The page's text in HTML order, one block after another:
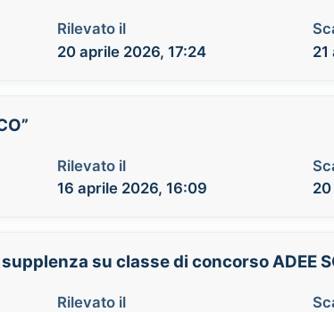
Rilevato il
20 aprile 2026, 17:24
Rilevato il
16 aprile 2026, 16:09
su classe di concorso ADEE
Rilevato il